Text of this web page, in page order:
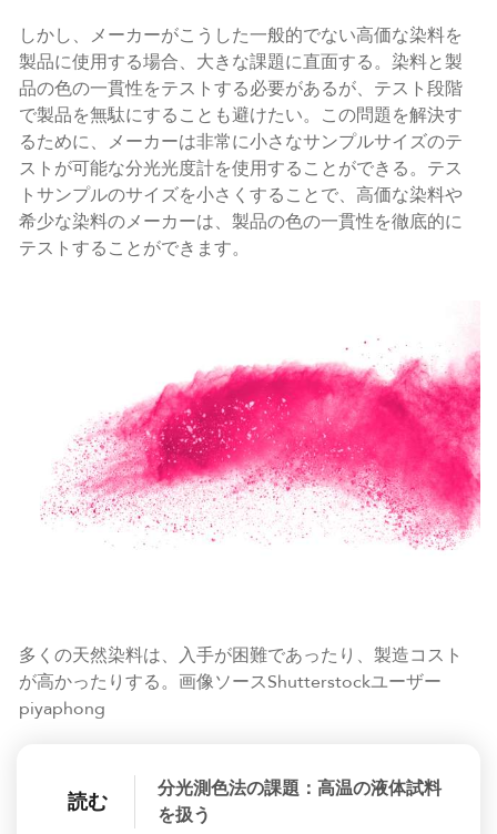
しかし、メーカーがこうした一般的でない高価な染料を
製品に使用する場合、大きな課題に直面する。染料と製
品の色の一貫性をテストする必要があるが、テスト段階
で製品を無駄にすることも避けたい。この問題を解決す
るために、メーカーは非常に小さなサンプルサイズのテ
ストが可能な分光光度計を使用することができる。テス
トサンプルのサイズを小さくすることで、高価な染料や
希少な染料のメーカーは、製品の色の一貫性を徹底的に
テストすることができます。
多くの天然染料は、入手が困難であったり、製造コスト
が高かったりする。画像ソースShutterstockユーザー
piyaphong
読む
分光測色法の課題：高温の液体試料
を扱う